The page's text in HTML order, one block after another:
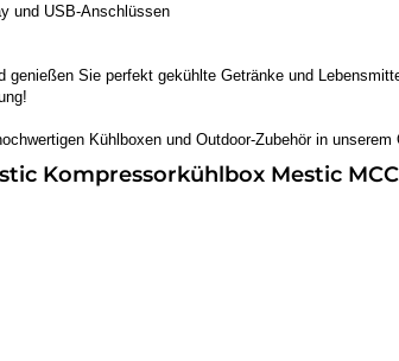
und USB-Anschlüssen
genießen Sie perfekt gekühlte Getränke und
Kühlboxen und Outdoor-Zubehör in
Kompressorkühlbox Mestic